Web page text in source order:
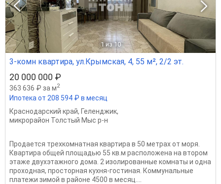
1 из 10
3-комн квартира, ул.Крымская, 4, 55 м², 2/2 эт.
20 000 000 ₽
363 636 ₽ за м2
Ипотека от 208 594 ₽ в месяц
Краснодарский край, Геленджик,
микрорайон Толстый Мыс р-н
Продается трехкомнатная квартира в 50 метрах от моря.
Квартира общей площадью 55 кв.м расположена на втором
этаже двухэтажного дома. 2 изолированные комнаты и одна
проходная, просторная кухня-гостиная. Коммунальные
платежи зимой в районе 4500 в месяц....